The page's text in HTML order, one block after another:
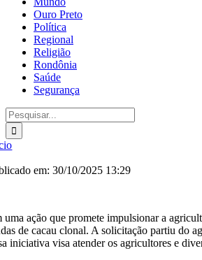
Ouro Preto
Política
Regional
Religião
Rondônia
Saúde
Segurança
Buscar
resultados
para:
em: 30/10/2025 13:29
uma ação que promete impulsionar a
de cacau clonal. A solicitação partiu do
iniciativa visa atender os agricultores e